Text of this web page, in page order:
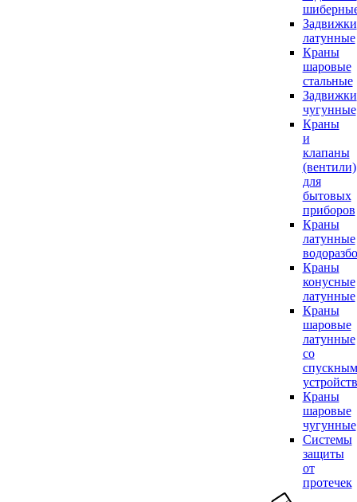
Задвижки
латунные
Краны
шаровые
стальные
Задвижки
чугунные
Краны
и
клапаны
(вентили)
для
бытовых
приборов
Краны
латунные
Краны
конусные
латунные
Краны
шаровые
латунные
со
спускным
Краны
шаровые
чугунные
Системы
защиты
от
протечек